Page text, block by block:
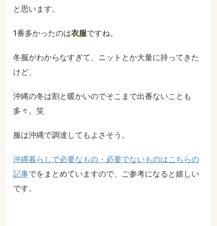
と思います。
1番多かったのは衣服ですね。
冬服がわからなすぎて、ニットとか大量に持ってきた
けど、
沖縄の冬は割と暖かいのでそこまで出番ないことも
多々。笑
服は沖縄で調達してもよさそう。
沖縄暮らしで必要なもの・必要でないものはこちらの
記事でをまとめていますので、ご参考になると嬉しい
です。